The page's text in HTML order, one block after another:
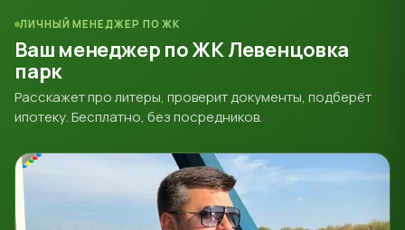
ЛИЧНЫЙ МЕНЕДЖЕР ПО ЖК
Ваш менеджер по ЖК Левенцовка
парк
Расскажет про литеры, проверит документы, подберёт
ипотеку. Бесплатно, без посредников.